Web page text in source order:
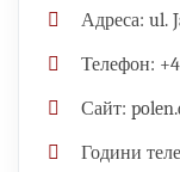
Адреса: ul.
Телефон:
Сайт:
Години